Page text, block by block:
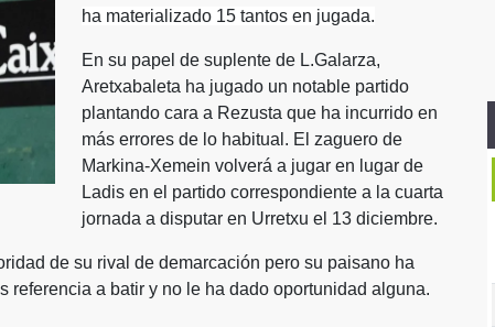
ha materializado 15 tantos en jugada.
En su papel de suplente de L.Galarza,
Aretxabaleta ha jugado un notable partido
plantando cara a Rezusta que ha incurrido en
más errores de lo habitual. El zaguero de
Markina-Xemein volverá a jugar en lugar de
Ladis en el partido correspondiente a la cuarta
jornada a disputar en Urretxu el 13 diciembre.
de su rival de demarcación pero su paisano ha
referencia a batir y no le ha dado oportunidad alguna.